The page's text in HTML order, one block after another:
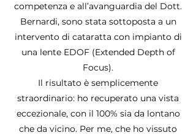
competenza e all’avanguardia del Dott.
Bernardi, sono stata sottoposta a un
intervento di cataratta con impianto di
una lente EDOF (Extended Depth of
Focus).
Il risultato è semplicemente
straordinario: ho recuperato una vista
eccezionale, con il 100% sia da lontano
che da vicino. Per me, che ho vissuto